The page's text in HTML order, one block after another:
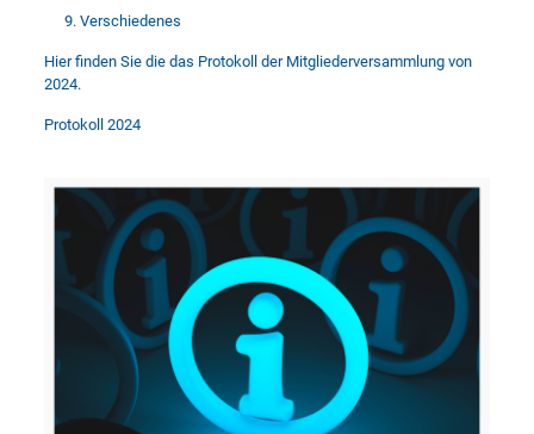
Verschiedenes
Hier finden Sie die das Protokoll der Mitgliederversammlung von
2024.
Protokoll 2024